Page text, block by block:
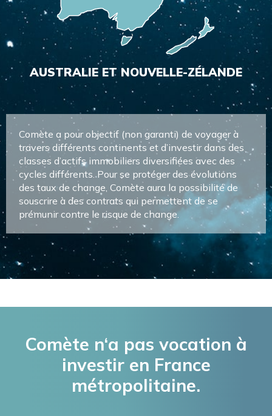
AUSTRALIE ET NOUVELLE-ZÉLANDE
Comète a pour objectif (non garanti) de voyager à
travers différents continents et d’investir dans des
classes d’actifs immobiliers diversifiées avec des
cycles différents. Pour se protéger des évolutions
des taux de change, Comète aura la possibilité de
souscrire à des contrats qui permettent de se
prémunir contre le risque de change.
Comète n‘a pas vocation à
investir en France
métropolitaine.